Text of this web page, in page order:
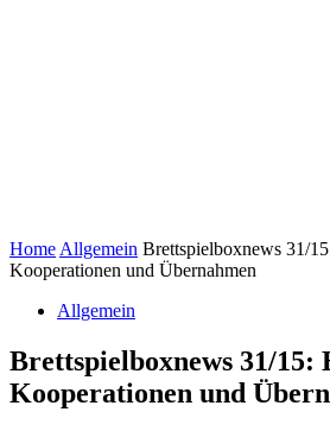
Home Allgemein Brettspielboxnews 31/
Kooperationen und Übernahmen
Allgemein
Brettspielboxnews 31/15:
Kooperationen und